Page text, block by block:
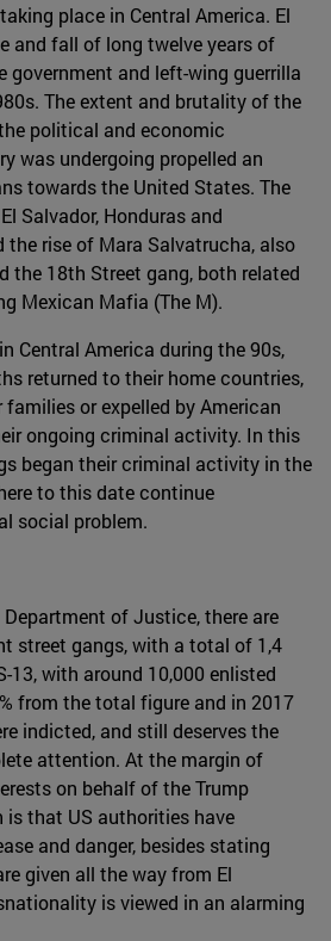
place in Central America. El
and fall of long twelve years of
government and left-wing guerrilla
The extent and brutality of the
political and economic
was undergoing propelled an
towards the United States. The
Salvador, Honduras and
the rise of Mara Salvatrucha, also
the 18th Street gang, both related
Mexican Mafia (The M).
Central America during the 90s,
returned to their home countries,
or expelled by American
ongoing criminal activity. In this
began their criminal activity in the
to this date continue
social problem.
of Justice, there are
street gangs, with a total of 1,4
13, with around 10,000 enlisted
from the total figure and in 2017
indicted, and still deserves the
attention. At the margin of
on behalf of the Trump
that US authorities have
and danger, besides stating
given all the way from El
is viewed in an alarming